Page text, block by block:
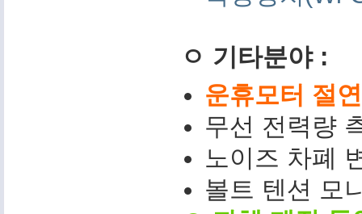
ㅇ 기타분야 :
운휴모터 절
무선 전력량
노이즈 차폐
볼트 텐션 모